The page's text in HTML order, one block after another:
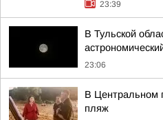
23:39
В Тульской
23:06
В Центральном
пляж